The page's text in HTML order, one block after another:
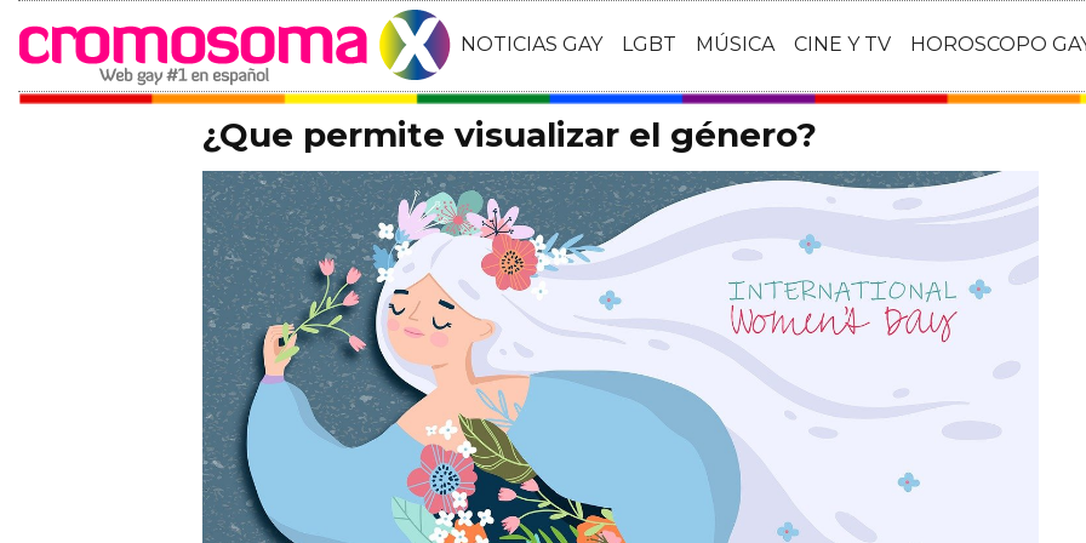
NOTICIAS GAY LGBT MÚSICA CINE Y TV HOROSCOPO
¿Que permite visualizar el género?